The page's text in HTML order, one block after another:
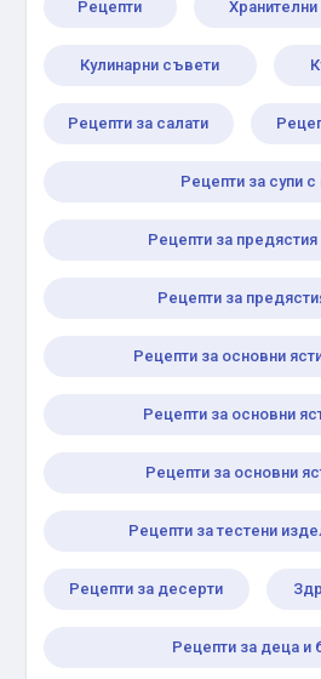
Рецепти Хранителни
Кулинарни съвети
Рецепти за салати
Рецепти за супи
Рецепти за
Рецепти за
Рецепти за основни
Рецепти за основни
Рецепти за основни
Рецепти за тестени
Рецепти за десерти
Рецепти за деца и